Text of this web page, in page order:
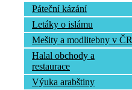
Páteční kázání
Letáky o islámu
Mešity a modlitebny v ČR
Halal obchody a
restaurace
Výuka arabštiny